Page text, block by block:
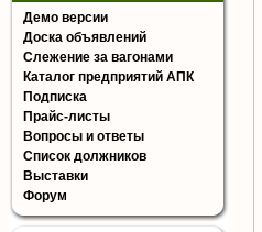
Демо версии
Доска объявлений
Слежение за вагонами
Каталог предприятий АПК
Подписка
Прайс-листы
Вопросы и ответы
Список должников
Выставки
Форум